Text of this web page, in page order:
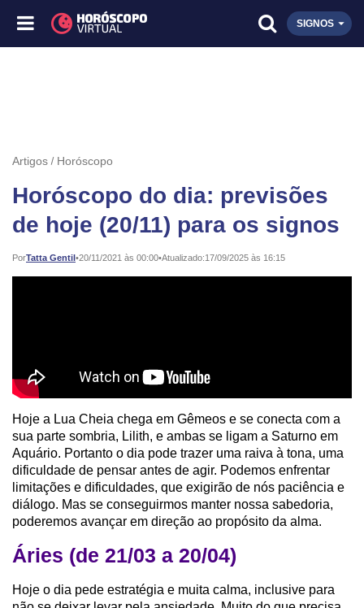
SIGNOS
Artigos Horóscopo
Horóscopo do dia: previsões
de hoje (20/11) para os signos
PorTatta Gentil•
Publicado: 20/11/2021 às 00:00•Atualizado:17/09/2025 às 16:15
Hoje a Lua Cheia chega em Gêmeos e se conecta com a
sua parte sombria, Lilith, e ambas se ligam a Saturno em
Aquário. Portanto o dia pode trazer uma raiva à tona, uma
dificuldade de pensar antes de agir. Podemos enfrentar
limitações e dificuldades, que exigirão de nós paciência e
diálogo. Mas se conseguirmos manter nossa sabedoria,
poderemos avançar em direção ao propósito da alma.
Áries (de 21/03 a 20/04)
Hoje o dia pede estratégia e muita calma, inclusive para